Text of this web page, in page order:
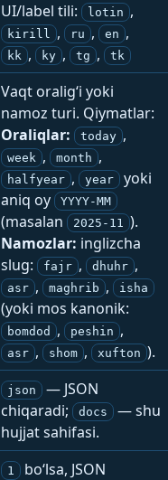
UI/label tili: lotin ,
kirill , ru , en ,
kk , ky , tg , tk
Vaqt oralig‘i yoki
namoz turi. Qiymatlar:
Oraliqlar:
today ,
week , month ,
halfyear , year
yoki
aniq oy
YYYY-MM
(masalan 2025-11 ).
Namozlar: inglizcha
slug:
fajr , dhuhr ,
asr , maghrib , isha
(yoki mos kanonik:
bomdod , peshin ,
asr , shom , xufton ).
json
— JSON
chiqaradi;
docs
— shu
hujjat sahifasi.
1
bo‘lsa, JSON